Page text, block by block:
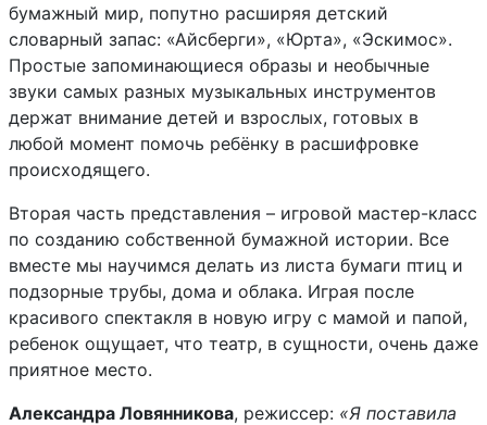
бумажный мир, попутно расширяя детский
словарный запас: «Айсберги», «Юрта», «Эскимос».
Простые запоминающиеся образы и необычные
звуки самых разных музыкальных инструментов
держат внимание детей и взрослых, готовых в
любой момент помочь ребёнку в расшифровке
происходящего.
Вторая часть представления – игровой мастер-класс
по созданию собственной бумажной истории. Все
вместе мы научимся делать из листа бумаги птиц и
подзорные трубы, дома и облака. Играя после
красивого спектакля в новую игру с мамой и папой,
ребенок ощущает, что театр, в сущности, очень даже
приятное место.
Александра Ловянникова, режиссер: «Я поставила